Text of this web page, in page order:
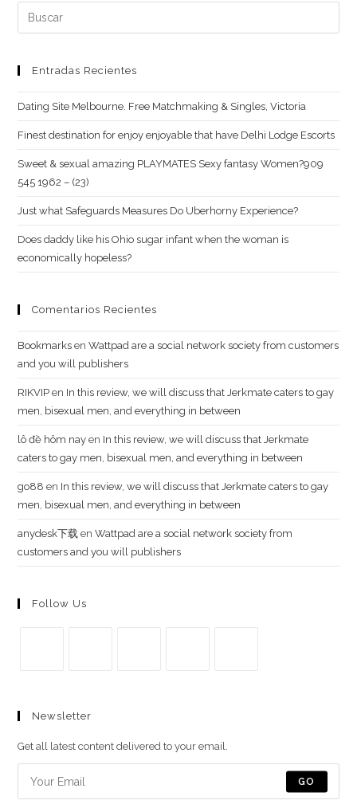
(opcional)
Buscar:
Entradas Recientes
Dating Site Melbourne. Free Matchmaking & Singles, Victoria
Finest destination for enjoy enjoyable that have Delhi Lodge Escorts
Sweet & sexual amazing PLAYMATES Sexy fantasy Women?909
545 1962 – (23)
Just what Safeguards Measures Do Uberhorny Experience?
Does daddy like his Ohio sugar infant when the woman is
economically hopeless?
Comentarios Recientes
Bookmarks enWattpad are a social network society from customers
and you will publishers
RIKVIP en In this review, we will discuss that Jerkmate caters to gay
men, bisexual men, and everything in between
lô đề hôm nay en In this review, we will discuss that Jerkmate
caters to gay men, bisexual men, and everything in between
go88 en In this review, we will discuss that Jerkmate caters to gay
men, bisexual men, and everything in between
anydesk下载 enWattpad are a social network society from
customers and you will publishers
Follow Us
en
pestaña
en
pestaña
una
una
Newsletter
Get all latest content delivered to your email.
GO